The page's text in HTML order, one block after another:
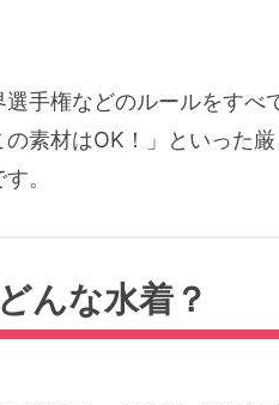
手権などのルールをすべ
素材はOK！」といった厳
。
んな水着？